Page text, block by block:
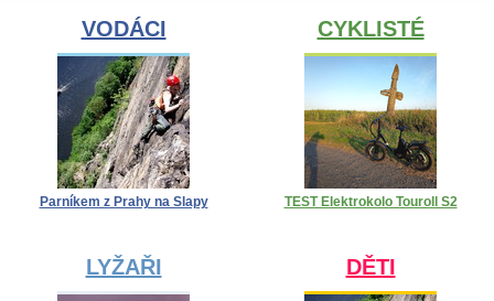
VODÁCI
Parníkem z Prahy na Slapy
CYKLISTÉ
TEST Elektrokolo Touroll S2
LYŽAŘI DĚTI